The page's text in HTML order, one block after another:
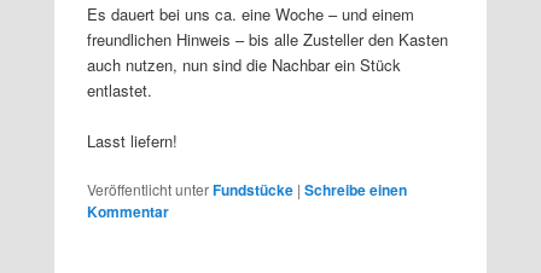
Es dauert bei uns ca. eine Woche – und einem
freundlichen Hinweis – bis alle Zusteller den Kasten
auch nutzen, nun sind die Nachbar ein Stück
entlastet.
Lasst liefern!
Veröffentlicht unterFundstücke |Schreibe einen
Kommentar